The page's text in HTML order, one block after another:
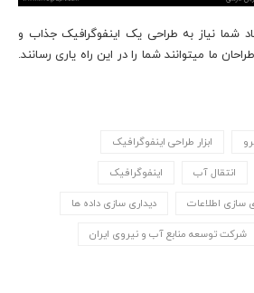
شما نیاز به طراحی یک اینفوگرافیک جذاب و
متفاوت دارد، کارشناسان و طراحان ما می‎توانند شما را در این راه یاری رسانند.
ابزار طراحی اینفوگرافیک
انتقال آب اینفوگرافیک
سازی اطلاعات دیداری سازی داده ها
شرکت توسعه منابع آب و نیروی ایران